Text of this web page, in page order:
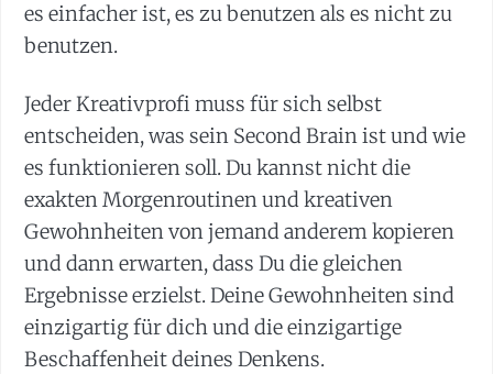
es einfacher ist, es zu benutzen als es nicht zu
benutzen.
Jeder Kreativprofi muss für sich selbst
entscheiden, was sein Second Brain ist und wie
es funktionieren soll. Du kannst nicht die
exakten Morgenroutinen und kreativen
Gewohnheiten von jemand anderem kopieren
und dann erwarten, dass Du die gleichen
Ergebnisse erzielst. Deine Gewohnheiten sind
einzigartig für dich und die einzigartige
Beschaffenheit deines Denkens.